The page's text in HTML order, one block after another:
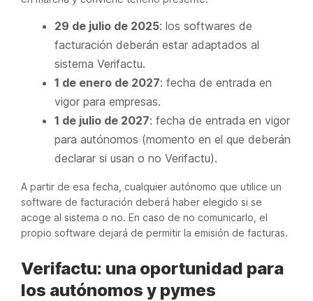
29 de julio de 2025: los softwares de
facturación deberán estar adaptados al
sistema Verifactu.
1 de enero de 2027: fecha de entrada en
vigor para empresas.
1 de julio de 2027: fecha de entrada en vigor
para autónomos (momento en el que deberán
declarar si usan o no Verifactu).
A partir de esa fecha, cualquier autónomo que utilice un
software de facturación deberá haber elegido si se
acoge al sistema o no. En caso de no comunicarlo, el
propio software dejará de permitir la emisión de facturas.
Verifactu: una oportunidad para
los autónomos y pymes